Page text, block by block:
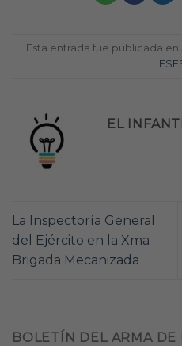
Esta entrada fue publicada en
EL
La Inspectoría General
del Ejército en la Xma
Brigada Mecanizada
BOLETÍN DEL ARMA DE